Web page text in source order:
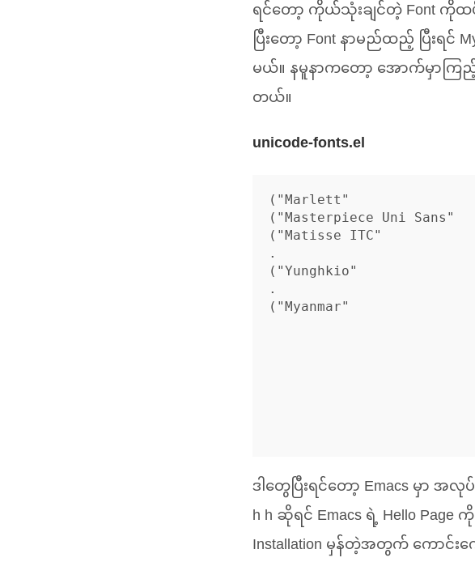
ရင်တော့ ကိုယ်သုံးချင်တဲ့ Font ကိုထ
ပြီးတော့ Font နာမည်ထည့် ပြီးရင်
မယ်။ နမူနာကတော့ အောက်မှာက
တယ်။
unicode-fonts.el
("Marlett"
("Masterpiece Uni
("Matisse ITC"
.
("Yunghkio"
.
("Myanmar"
ဒါတွေပြီးရင်တော့ Emacs မှာ အ
h h ဆိုရင် Emacs ရဲ့ Hello
Installation မှန်တဲ့အတွက် ကော